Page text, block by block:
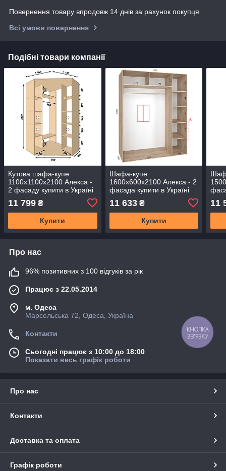
Повернення товару впродовж 14 днів за рахунок покупця
Всі умови повернення
Подібні товари компанії
Кутова шафа-купе
1100х1100х2100 Алекса -
2 фасаду купити в Україні
11 799 ₴
Купити
Шафа-купе
1600х600х2100 Алекса - 2
фасада купити в Україні
11 633₴
Купити
11
Про нас
96% позитивних з 100 відгуків за рік
Працює з 22.05.2014
м. Одеса
Марсельська 72, Одеса, Україна
Контакти
Сьогодні працює з 10:00 до 18:00
Показати весь графік роботи
Про нас
Контакти
Доставка та оплата
Графік роботи
КНОПКА
ЗВ'ЯЗКУ